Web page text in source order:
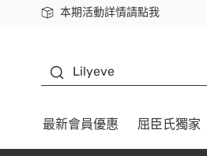
本期活動詳情請點我
下載app最高回饋$350
Lilyeve
最新會員優惠 屈臣氏獨家